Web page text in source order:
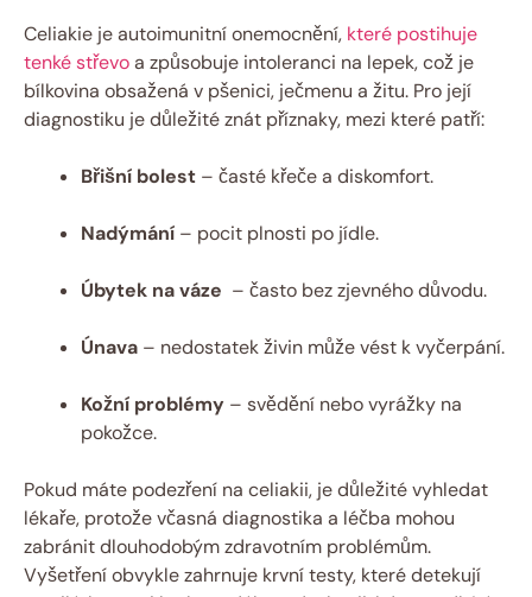
Celiakie‌ je autoimunitní onemocnění, které postihuje
tenké střevoa způsobuje⁢ intoleranci na lepek, ⁣což je
‌bílkovina obsažená v pšenici, ⁢ječmenu a žitu. Pro její ​
diagnostiku je důležité znát příznaky, mezi které patří:
Břišní bolest – časté křeče a diskomfort.
Nadýmání – ⁢pocit ‍plnosti po⁢ jídle.
Úbytek ‌na váze ​ – často bez zjevného důvodu.
Únava ​– nedostatek živin ⁣může vést ⁢k vyčerpání.
Kožní problémy – svědění ‍nebo⁤ vyrážky​ na
pokožce.
Pokud ⁢máte podezření na celiakii, je důležité vyhledat
lékaře, protože včasná diagnostika a léčba mohou
zabránit⁢ dlouhodobým zdravotním​ problémům.
Vyšetření obvykle zahrnuje krvní testy, které detekují